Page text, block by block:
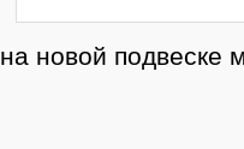
на новой подвеске